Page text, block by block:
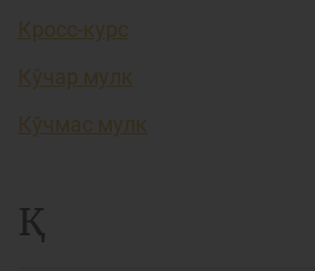
Кросс-курс
Кўчар мулк
Кўчмас мулк
Қ